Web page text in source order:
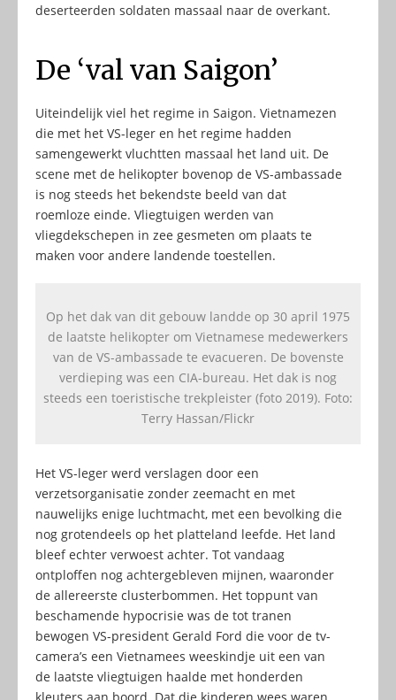
deserteerden soldaten massaal naar de overkant.
De ‘val van Saigon’
Uiteindelijk viel het regime in Saigon. Vietnamezen
die met het VS-leger en het regime hadden
samengewerkt vluchtten massaal het land uit. De
scene met de helikopter bovenop de VS-ambassade
is nog steeds het bekendste beeld van dat
roemloze einde. Vliegtuigen werden van
vliegdekschepen in zee gesmeten om plaats te
maken voor andere landende toestellen.
Op het dak van dit gebouw landde op 30 april 1975
de laatste helikopter om Vietnamese medewerkers
van de VS-ambassade te evacueren. De bovenste
verdieping was een CIA-bureau. Het dak is nog
steeds een toeristische trekpleister (foto 2019). Foto:
Terry Hassan/Flickr
Het VS-leger werd verslagen door een
verzetsorganisatie zonder zeemacht en met
nauwelijks enige luchtmacht, met een bevolking die
nog grotendeels op het platteland leefde. Het land
bleef echter verwoest achter. Tot vandaag
ontploffen nog achtergebleven mijnen, waaronder
de allereerste clusterbommen. Het toppunt van
beschamende hypocrisie was de tot tranen
bewogen VS-president Gerald Ford die voor de tv-
camera’s een Vietnamees weeskindje uit een van
de laatste vliegtuigen haalde met honderden